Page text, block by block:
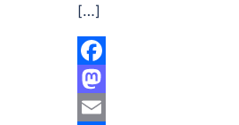
[…]
Facebook
Mastodon